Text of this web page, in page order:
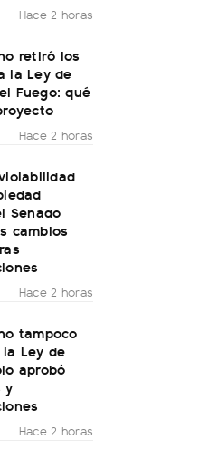
Hace 2 horas
retiró los
la Ley de
Fuego: qué
Hace 2 horas
Senado
cambios
Hace 2 horas
tampoco
Ley de
aprobó
y
Hace 2 horas